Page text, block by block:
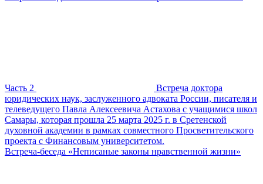
Часть 2
Встреча доктора
юридических наук, заслуженного адвоката России, писателя и
телеведущего Павла Алексеевича Астахова с учащимися школ
Самары, которая прошла 25 марта 2025 г. в Сретенской
духовной академии в рамках совместного Просветительского
проекта с Финансовым университетом.
Встреча-беседа «Неписаные законы нравственной жизни»